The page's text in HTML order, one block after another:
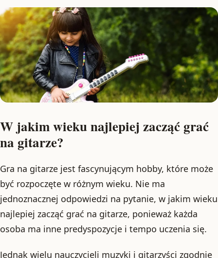
W jakim wieku najlepiej zacząć grać
na gitarze?
Gra na gitarze jest fascynującym hobby, które może
być rozpoczęte w różnym wieku. Nie ma
jednoznacznej odpowiedzi na pytanie, w jakim wieku
najlepiej zacząć grać na gitarze, ponieważ każda
osoba ma inne predyspozycje i tempo uczenia się.
Jednak wielu nauczycieli muzyki i gitarzyści zgodnie